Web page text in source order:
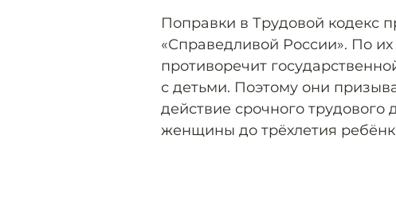
Поправки в Трудовой кодекс
«Справедливой России». По
противоречит
с детьми. Поэтому они
действие срочного
женщины до трёхлетия